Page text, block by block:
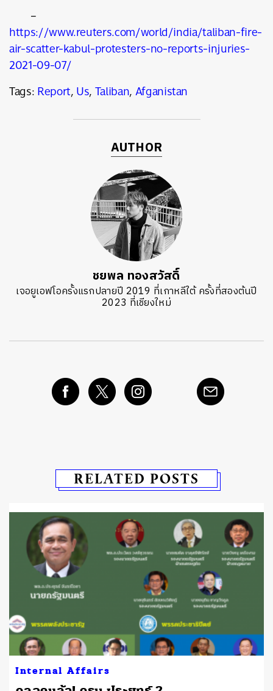
–
https://www.reuters.com/world/india/taliban-fire-
air-scatter-kabul-protesters-no-reports-injuries-
2021-09-07/
Tags:Report,Us,Taliban,Afganistan
AUTHOR
ชยพล ทองสวัสดิ์
เจอยูเอฟโอครั้งแรกปลายปี 2019 ที่เกาหลีใต้ ครั้งที่สองต้นปี
2023 ที่เชียงใหม่
RELATED POSTS
Internal Affairs